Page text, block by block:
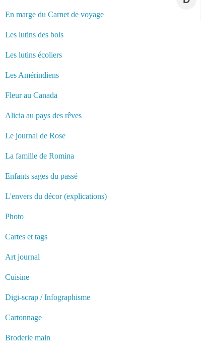
En marge du Carnet de voyage
Les lutins des bois
Les lutins écoliers
Les Amérindiens
Fleur au Canada
Alicia au pays des rêves
Le journal de Rose
La famille de Romina
Enfants sages du passé
L'envers du décor (explications)
Photo
Cartes et tags
Art journal
Cuisine
Digi-scrap / Infographisme
Cartonnage
Broderie main